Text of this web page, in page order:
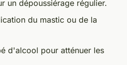
un dépoussiérage régulier.
du mastic ou de la
d'alcool pour atténuer les